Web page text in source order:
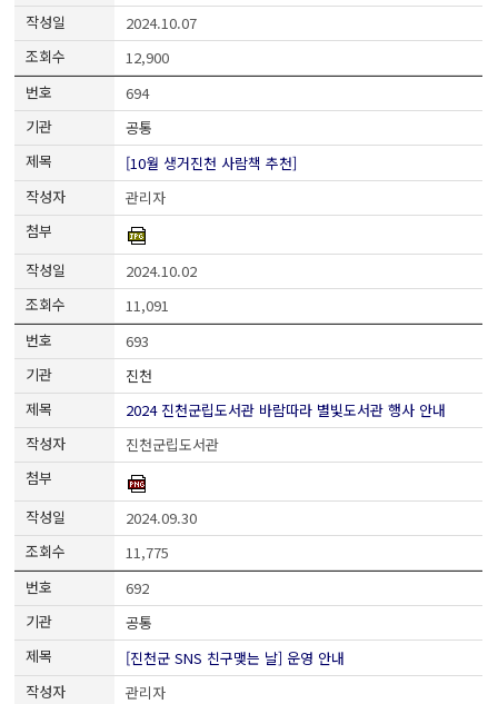
2024.10.07
12,900
694
공통
[10월 생거진천 사람책 추천]
관리자
2024.10.02
11,091
693
진천
2024 진천군립도서관 바람따라 별빛도서관 행사 안내
진천군립도서관
2024.09.30
11,775
692
공통
[진천군 SNS 친구맺는 날] 운영 안내
관리자